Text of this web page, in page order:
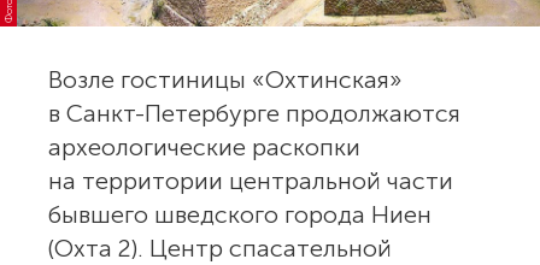
Возле гостиницы «Охтинская»
в Санкт-Петербурге продолжаются
археологические раскопки
на территории центральной части
бывшего шведского города Ниен
(Охта 2). Центр спасательной